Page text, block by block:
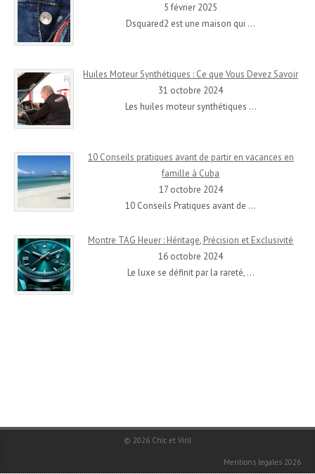
5 février 2025
Dsquared2 est une maison qui …
Huiles Moteur Synthétiques : Ce que Vous Devez Savoir
31 octobre 2024
Les huiles moteur synthétiques …
10 Conseils pratiques avant de partir en vacances en
famille à Cuba
17 octobre 2024
10 Conseils Pratiques avant de …
Montre TAG Heuer : Héritage, Précision et Exclusivité
16 octobre 2024
Le luxe se définit par la rareté, …
© 2026 Chic et Viril
Mentions legales 2026